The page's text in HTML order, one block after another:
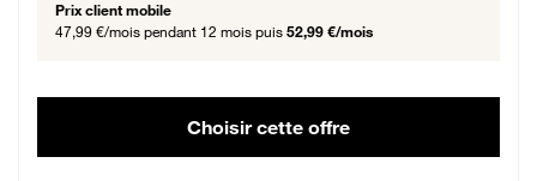
Prix client mobile
47,99 €/mois pendant 12 mois puis 52,99 €/mois
Choisir cette offre